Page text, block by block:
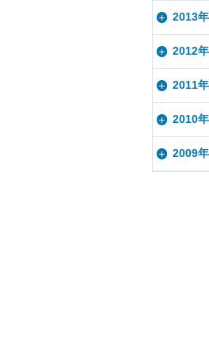
2013年
2012年
2011年
2010年
2009年